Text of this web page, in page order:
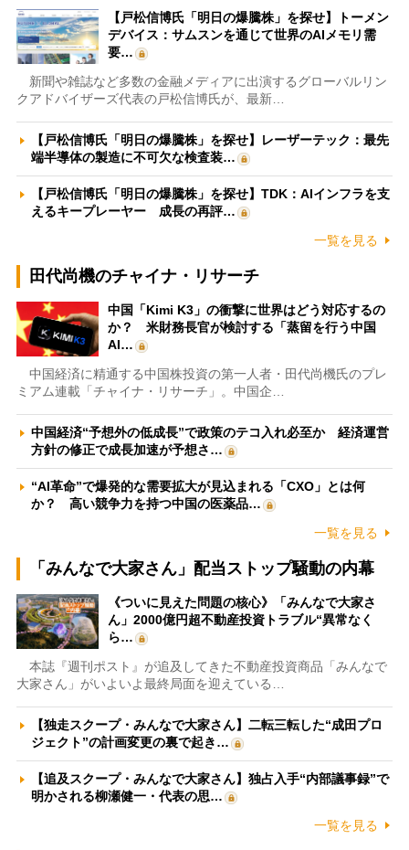
【戸松信博氏「明日の爆騰株」を探せ】トーメン
デバイス：サムスンを通じて世界のAIメモリ需
要…
新聞や雑誌など多数の金融メディアに出演するグローバルリン
クアドバイザーズ代表の戸松信博氏が、最新…
【戸松信博氏「明日の爆騰株」を探せ】レーザーテック：最先
端半導体の製造に不可欠な検査装…
【戸松信博氏「明日の爆騰株」を探せ】TDK：AIインフラを支
えるキープレーヤー 成長の再評…
一覧を見る
田代尚機のチャイナ・リサーチ
中国「Kimi K3」の衝撃に世界はどう対応するの
か？ 米財務長官が検討する「蒸留を行う中国
AI…
中国経済に精通する中国株投資の第一人者・田代尚機氏のプレ
ミアム連載「チャイナ・リサーチ」。中国企…
中国経済“予想外の低成長”で政策のテコ入れ必至か 経済運営
方針の修正で成長加速が予想さ…
“AI革命”で爆発的な需要拡大が見込まれる「CXO」とは何
か？ 高い競争力を持つ中国の医薬品…
一覧を見る
「みんなで大家さん」配当ストップ騒動の内幕
《ついに見えた問題の核心》「みんなで大家さ
ん」2000億円超不動産投資トラブル“異常なく
ら…
本誌『週刊ポスト』が追及してきた不動産投資商品「みんなで
大家さん」がいよいよ最終局面を迎えている…
【独走スクープ・みんなで大家さん】二転三転した“成田プロ
ジェクト”の計画変更の裏で起き…
【追及スクープ・みんなで大家さん】独占入手“内部議事録”で
明かされる柳瀬健一・代表の思…
一覧を見る